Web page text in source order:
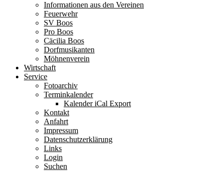
Informationen aus den Vereinen
Feuerwehr
SV Boos
Pro Boos
Cäcilia Boos
Dorfmusikanten
Möhnenverein
Wirtschaft
Service
Fotoarchiv
Terminkalender
Kalender iCal Export
Kontakt
Anfahrt
Impressum
Datenschutzerklärung
Links
Login
Suchen